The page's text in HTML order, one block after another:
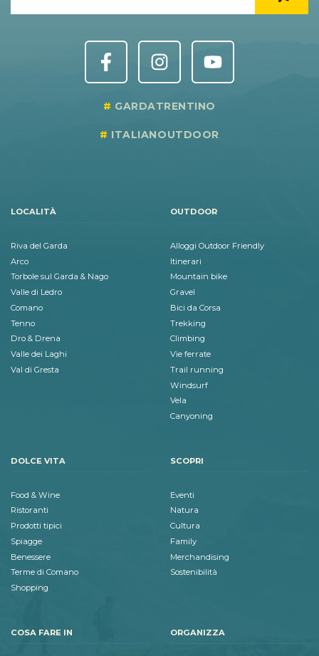
GARDATRENTINO
ITALIANOUTDOOR
LOCALITÀ
Riva del Garda
Arco
Torbole sul Garda & Nago
Valle di Ledro
Comano
Tenno
Dro & Drena
Valle dei Laghi
Val di Gresta
OUTDOOR
Alloggi Outdoor Friendly
Itinerari
Mountain bike
Gravel
Bici da Corsa
Trekking
Climbing
Vie ferrate
Trail running
Windsurf
Vela
Canyoning
DOLCE VITA
Food & Wine
Ristoranti
Prodotti tipici
Spiagge
Benessere
Terme di Comano
Shopping
SCOPRI
Eventi
Natura
Cultura
Family
Merchandising
Sostenibilità
COSA FARE IN ORGANIZZA